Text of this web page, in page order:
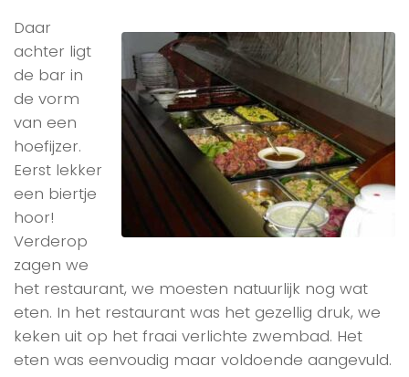
Daar
achter ligt
de bar in
de vorm
van een
hoefijzer.
Eerst lekker
een biertje
hoor!
Verderop
zagen we
het restaurant, we moesten natuurlijk nog wat
eten. In het restaurant was het gezellig druk, we
keken uit op het fraai verlichte zwembad. Het
eten was eenvoudig maar voldoende aangevuld.